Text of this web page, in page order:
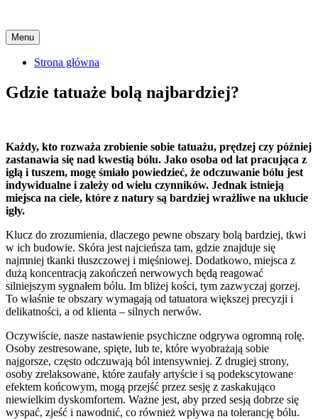
Menu Skip
to
content
Strona główna
Gdzie tatuaże bolą najbardziej?
Każdy, kto rozważa zrobienie sobie tatuażu, prędzej czy później
zastanawia się nad kwestią bólu. Jako osoba od lat pracująca z
igłą i tuszem, mogę śmiało powiedzieć, że odczuwanie bólu jest
indywidualne i zależy od wielu czynników. Jednak istnieją
miejsca na ciele, które z natury są bardziej wrażliwe na ukłucie
igły.
Klucz do zrozumienia, dlaczego pewne obszary bolą bardziej, tkwi
w ich budowie. Skóra jest najcieńsza tam, gdzie znajduje się
najmniej tkanki tłuszczowej i mięśniowej. Dodatkowo, miejsca z
dużą koncentracją zakończeń nerwowych będą reagować
silniejszym sygnałem bólu. Im bliżej kości, tym zazwyczaj gorzej.
To właśnie te obszary wymagają od tatuatora większej precyzji i
delikatności, a od klienta – silnych nerwów.
Oczywiście, nasze nastawienie psychiczne odgrywa ogromną rolę.
Osoby zestresowane, spięte, lub te, które wyobrażają sobie
najgorsze, często odczuwają ból intensywniej. Z drugiej strony,
osoby zrelaksowane, które zaufały artyście i są podekscytowane
efektem końcowym, mogą przejść przez sesję z zaskakująco
niewielkim dyskomfortem. Ważne jest, aby przed sesją dobrze się
wyspać, zjeść i nawodnić, co również wpływa na tolerancję bólu.